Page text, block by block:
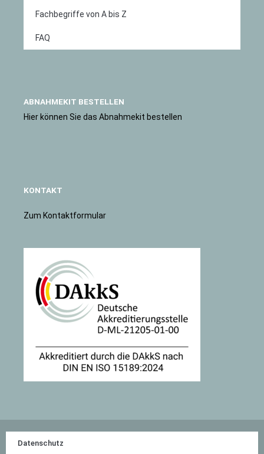
Fachbegriffe von A bis Z
FAQ
ABNAHMEKIT BESTELLEN
Hier können Sie das Abnahmekit bestellen
KONTAKT
Zum Kontaktformular
Datenschutz